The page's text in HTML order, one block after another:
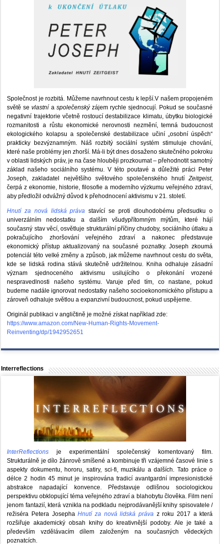
Společnost je rozbitá. Můžeme navrhnout cestu k lepší.V našem propojeném
světě sevlastní a společenskýzájem rychle sjednocují. Pokud se současné
negativní trajektorie včetně rostoucí destabilizace klimatu, úbytku biologické
rozmanitosti a růstu ekonomické nerovnosti nezmění, temná budoucnost
ekologického kolapsu a společenské destabilizace učiní „osobní úspěch“
prakticky bezvýznamným. Náš rozbitý sociální systém stimuluje chování,
které naše problémy jen zhorší. Má-li být dnes dosaženo skutečného pokroku
v oblasti lidských práv, je na čase hlouběji prozkoumat – přehodnotit samotný
základ našeho sociálního systému. V této poutavé a důležité práci Peter
Joseph, zakladatel největšího světového společenského hnutíZeitgeist,
čerpá z ekonomie, historie, filosofie a moderního výzkumu veřejného zdraví,
aby předložil odvážný důvod k přehodnocení aktivismu v 21. století.
Hnutí za nová lidská práva stavící se proti dlouhodobému předsudku o
univerzálním nedostatku a dalším všudypřítomným mýtům, které hájí
současný stav věcí, osvětluje strukturální příčiny chudoby, sociálního útlaku a
pokračujícího zhoršování veřejného zdraví a nakonec představuje
ekonomický přístup aktualizovaný na současné poznatky. Joseph zkoumá
potenciál této velké změny a způsob, jak můžeme navrhnout cestu do světa,
kde se lidská rodina stává skutečně udržitelnou. Kniha odhaluje zásadní
význam sjednoceného aktivismu usilujícího o překonání vrozené
nespravedlnosti našeho systému. Varuje před tím, co nastane, pokud
budeme nadále ignorovat nedostatky našeho socioekonomického přístupu a
zároveň odhaluje světlou a expanzivní budoucnost, pokud uspějeme.
Originál publikaci v angličtině je možné získat například zde:
https://www.amazon.com/New-Human-Rights-Movement-
Reinventing/dp/1942952651
Interreflections
InterReflections je experimentální společenský komentovaný film.
Strukturálně je dílo žánrově smíšené a kombinuje tři vzájemné časové linie s
aspekty dokumentu, hororu, satiry, sci-fi, muzikálu a dalších. Tato práce o
délce 2 hodin 45 minut je inspirována tradicí avantgardní impresionistické
abstrakce napadající konvence. Představuje odlišnou sociologickou
perspektivu obklopující téma veřejného zdraví a blahobytu člověka. Film není
jenom fantazií, která vznikla na podkladu nejprodávanější knihy spisovatele /
režiséra Petera JosephaHnutí za nová lidská právaz roku 2017 a která
rozšiřuje akademický obsah knihy do kreativnější podoby. Ale je také a
především vzdělávacím dílem založeným na současných vědeckých
poznatcích.